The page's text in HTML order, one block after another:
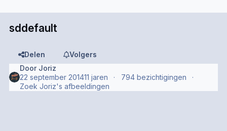
sddefault
Delen
Volgers
Door Joriz
22 september 201411 jaren
794 bezichtigingen
Zoek Joriz's afbeeldingen